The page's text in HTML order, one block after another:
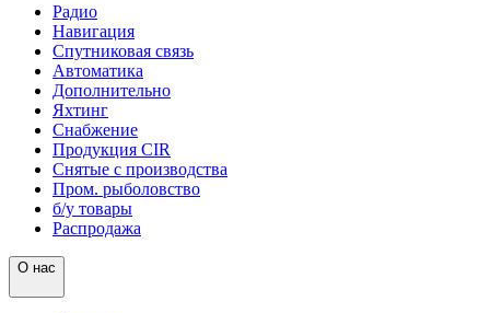
Радио
Навигация
Спутниковая связь
Автоматика
Дополнительно
Яхтинг
Снабжение
Продукция CIR
Снятые с производства
Пром. рыболовство
б/у товары
Распродажа
О нас